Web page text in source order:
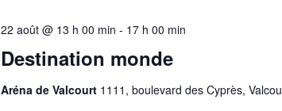
Destination monde
22 août @ 13 h 00 min - 17 h 00 min
Aréna de Valcourt 1111, boulevard des Cyprès,